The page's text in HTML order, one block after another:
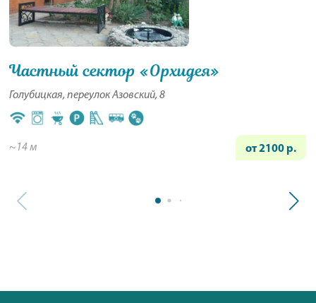
Частный сектор «Орхидея»
Голубицкая, переулок Азовский, 8
~14 м от 2100 р.